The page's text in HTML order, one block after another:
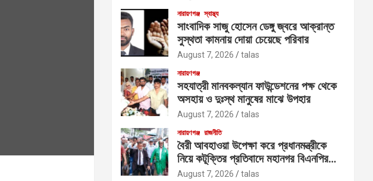
নারায়ণগঞ্জ স্বাস্থ্য
সাংবাদিক সাজু হোসেন ডেঙ্গু জ্বরে আক্রান্ত
সুস্থতা কামনায় দোয়া চেয়েছে পরিবার
August 7, 2026 talas
নারায়ণগঞ্জ
সহযাত্রী মানবকল্যান ফাউন্ডেশনের পক্ষ থেকে
অসহায় ও দুঃস্থ মানুষের মাঝে উপহার
August 7, 2026 talas
নারায়ণগঞ্জ রাজনীতি
বৈরী আবহাওয়া উপেক্ষা করে প্রধানমন্ত্রীকে
নিয়ে কটূক্তির প্রতিবাদে মহানগর বিএনপির
বিক্ষোভ
August 7, 2026 talas